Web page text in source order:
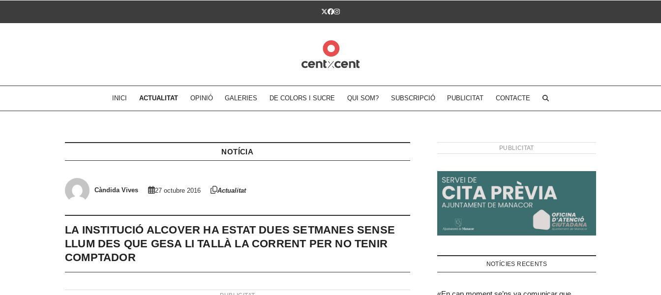
Twitter
Facebook
Instagram
INICI ACTUALITAT OPINIÓ GALERIES DE COLORS I SUCRE QUI SOM? SUBSCRIPCIÓ PUBLICITAT CONTACTE
NOTÍCIA
Càndida Vives 27 octubre 2016 Actualitat
LA INSTITUCIÓ ALCOVER HA ESTAT DUES SETMANES SENSE
LLUM DES QUE GESA LI TALLÀ LA CORRENT PER NO TENIR
COMPTADOR
PUBLICITAT
NOTÍCIES RECENTS